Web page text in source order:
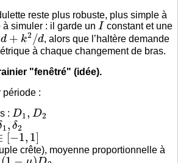
reste plus robuste, plus simple à
simuler : il garde un
I
constant et une
d+k2/d
, alors que l’haltère demande
à chaque changement de bras.
"fenêtré" (idée).
période :
:
D1 D2
1 ,δ2
[−1,1 ]
crête), moyenne proportionnelle à
μ)D2